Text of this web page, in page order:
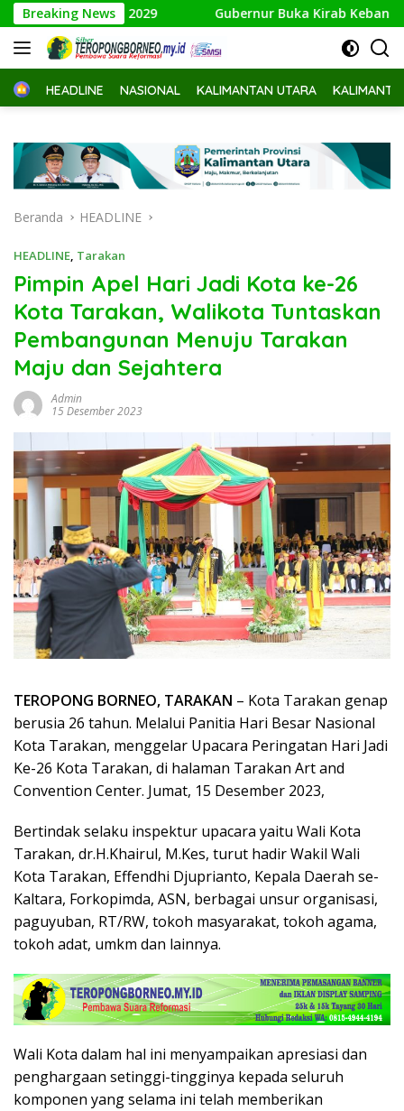
Langsung
ke
konten
Breaking News
2029 Gubernur Buka Kirab Kebangsaan di
HomeHEADLINE NASIONAL KALIMANTAN UTARA
Beranda HEADLINE
HEADLINE, Tarakan
Pimpin Apel Hari Jadi Kota ke-26
Kota Tarakan, Walikota Tuntaskan
Pembangunan Menuju Tarakan
Maju dan Sejahtera
Admin
15 Desember 2023
TEROPONG BORNEO, TARAKAN – Kota Tarakan genap
berusia 26 tahun. Melalui Panitia Hari Besar Nasional
Kota Tarakan, menggelar Upacara Peringatan Hari Jadi
Ke-26 Kota Tarakan, di halaman Tarakan Art and
Convention Center. Jumat, 15 Desember 2023,
Bertindak selaku inspektur upacara yaitu Wali Kota
Tarakan, dr.H.Khairul, M.Kes, turut hadir Wakil Wali
Kota Tarakan, Effendhi Djuprianto, Kepala Daerah se-
Kaltara, Forkopimda, ASN, berbagai unsur organisasi,
paguyuban, RT/RW, tokoh masyarakat, tokoh agama,
tokoh adat, umkm dan lainnya.
Wali Kota dalam hal ini menyampaikan apresiasi dan
penghargaan setinggi-tingginya kepada seluruh
komponen yang selama ini telah memberikan